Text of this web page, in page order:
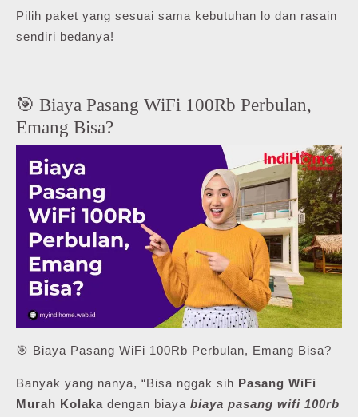
Pilih paket yang sesuai sama kebutuhan lo dan rasain
sendiri bedanya!
🎯 Biaya Pasang WiFi 100Rb Perbulan,
Emang Bisa?
🎯 Biaya Pasang WiFi 100Rb Perbulan, Emang Bisa?
Banyak yang nanya, “Bisa nggak sih Pasang WiFi
Murah Kolaka dengan biaya biaya pasang wifi 100rb